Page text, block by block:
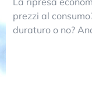
prezzi al
duraturo o no?